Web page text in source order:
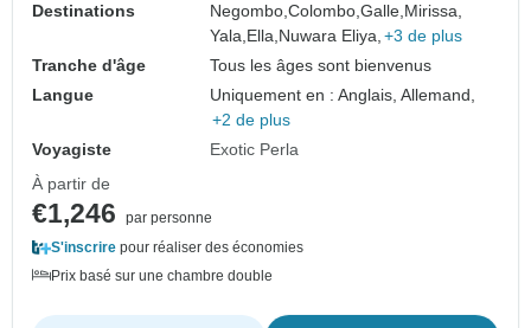
Destinations
Negombo,Colombo,Galle,Mirissa,
Yala,Ella,Nuwara Eliya, +3 de plus
Tranche d'âge
Tous les âges sont bienvenus
Langue
Uniquement en : Anglais, Allemand,
+2 de plus
Voyagiste
Exotic Perla
À partir de
€1,246
par personne
S'inscrire pour réaliser des économies
Prix basé sur une chambre double